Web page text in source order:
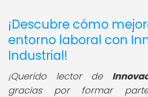
¡Descubre cómo
entorno laboral con
Industrial!
¡Querido lector de
gracias por formar